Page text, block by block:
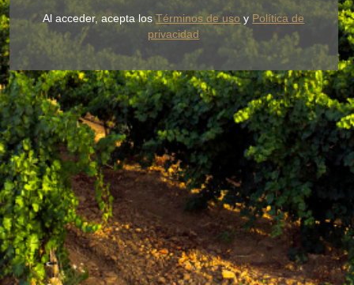
Rueda ligero,
desenfadado y siempre fiel a una
tierra fértil de sabor.
NUESTROS VINOS LA BODEGA
BLUME & GASTRO
BLUME & YOU
+34 926 32 24 00
contacto@pagosdelrey.com
Ⓒ PAGOS DEL REY-Política de privacidad -Política de cookies- Tienda
online
Al acceder, acepta losTérminos de uso y Política de
privacidad